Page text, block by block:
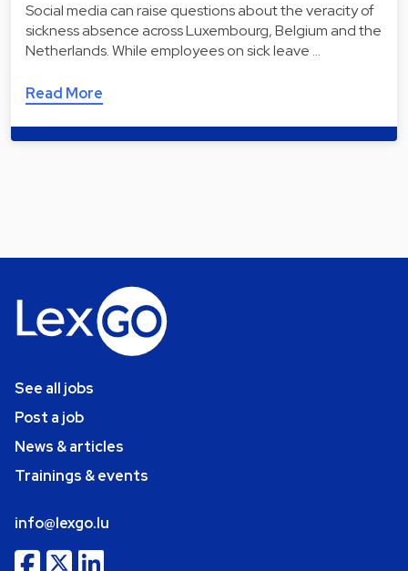
Social media can raise questions about the veracity of
sickness absence across Luxembourg, Belgium and the
Netherlands. While employees on sick leave …
Read More
See all jobs
Post a job
News & articles
Trainings & events
info@lexgo.lu